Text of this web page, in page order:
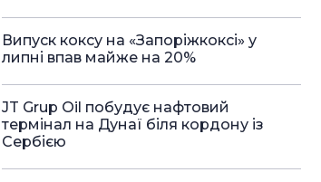
Випуск коксу на «Запоріжкоксі» у
липні впав майже на 20%
JT Grup Oil побудує нафтовий
термінал на Дунаї біля кордону із
Сербією